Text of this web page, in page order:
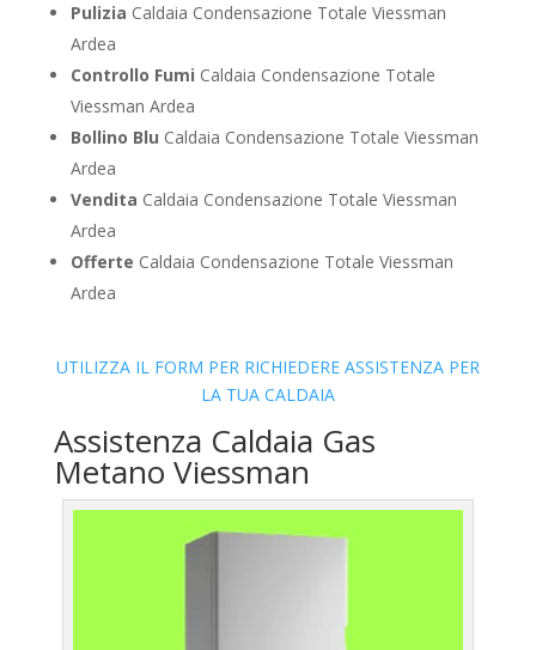
Pulizia Caldaia Condensazione Totale Viessman
Ardea
Controllo Fumi Caldaia Condensazione Totale
Viessman Ardea
Bollino Blu Caldaia Condensazione Totale Viessman
Ardea
Vendita Caldaia Condensazione Totale Viessman
Ardea
Offerte Caldaia Condensazione Totale Viessman
Ardea
UTILIZZA IL FORM PER RICHIEDERE ASSISTENZA PER
LA TUA CALDAIA
Assistenza Caldaia Gas
Metano Viessman